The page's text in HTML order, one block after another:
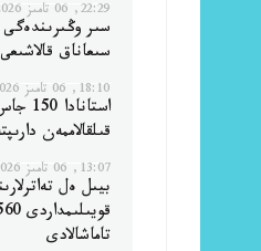
22:29, 06 تامىز 2026
سىر
سىعاناق
18:10, 06 تامىز 2026
قىلقالاممەن
13:07, 06 تامىز 2026
بيىل ەل
تاماشالادى